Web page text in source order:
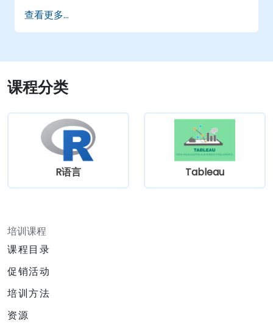
查看更多...
课程分类
R语言 Tableau
培训课程
课程目录
促销活动
培训方法
资源